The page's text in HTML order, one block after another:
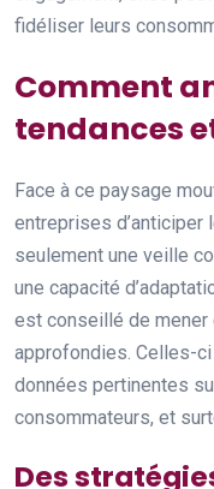
fidéliser leurs
Comment
tendances
Face à ce paysage
entreprises d’anticiper
seulement une veille
une capacité
est conseillé de mener
approfondies. Celles-
données pertinentes
consommateurs, et
Des